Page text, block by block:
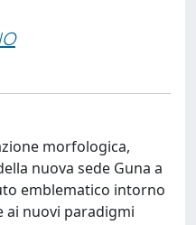
morfologica,
nuova sede Guna a
emblematico intorno
ai nuovi paradigmi